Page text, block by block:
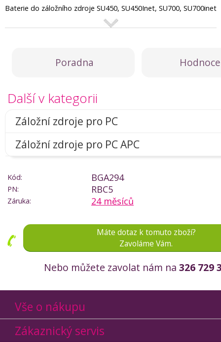
Baterie do záložního zdroje SU450, SU450Inet, SU700, SU700inet
Poradna
Další v kategorii
Záložní zdroje pro PC
Záložní zdroje pro PC APC
Kód: BGA294
PN: RBC5
Záruka: 24 měsíců
Máte dotaz k tomuto zboží?
Zavoláme Vám.
Nebo můžete zavolat nám na 326 729
Vše o nákupu
Zákaznický servis